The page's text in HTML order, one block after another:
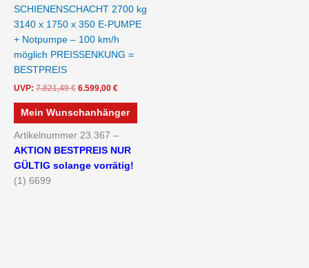
SCHIENENSCHACHT 2700 kg
3140 x 1750 x 350 E-PUMPE
+ Notpumpe – 100 km/h
möglich PREISSENKUNG =
BESTPREIS
UVP: 7.821,49€ 6.599,00 €
Mein Wunschanhänger
Artikelnummer 23.367 –
AKTION BESTPREIS NUR
GÜLTIG solange vorrätig!
(1) 6699